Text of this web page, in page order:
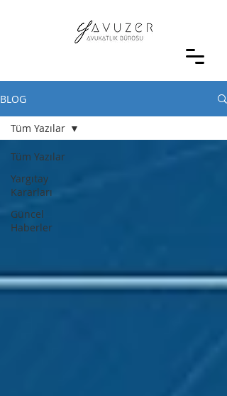
BLOG
Tüm Yazılar
Yargıtay
Kararları
Güncel
Haberler
Tüm Yazılar